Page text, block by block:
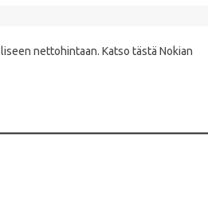
nettohintaan. Katso tästä Nokian